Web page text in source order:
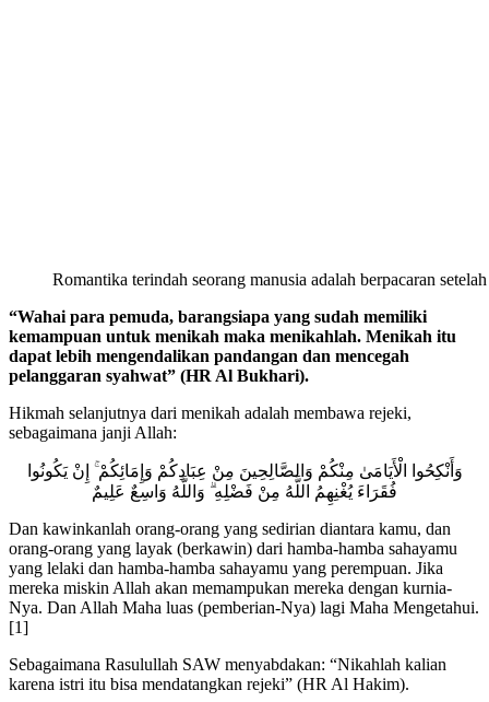
Romantika terindah seorang manusia adalah berpacaran
“Wahai para pemuda, barangsiapa yang sudah memiliki
kemampuan untuk menikah maka menikahlah. Menikah itu
dapat lebih mengendalikan pandangan dan mencegah
pelanggaran syahwat” (HR Al Bukhari).
Hikmah selanjutnya dari menikah adalah membawa rejeki,
sebagaimana janji Allah:
وَأَنْكِحُوا الْأَيَامَىٰ مِنْكُمْ وَالصَّالِحِينَ مِنْ عِبَادِكُمْ وَإِمَائِكُمْ ۚ إِنْ يَكُونُوا
فُقَرَاءَ يُغْنِهِمُ اللَّهُ مِنْ فَضْلِهِ ۗ وَاللَّهُ وَاسِعٌ عَلِيمٌ
Dan kawinkanlah orang-orang yang sedirian diantara kamu, dan
orang-orang yang layak (berkawin) dari hamba-hamba sahayamu
yang lelaki dan hamba-hamba sahayamu yang perempuan. Jika
mereka miskin Allah akan memampukan mereka dengan kurnia-
Nya. Dan Allah Maha luas (pemberian-Nya) lagi Maha Mengetahui.
[1]
Sebagaimana Rasulullah SAW menyabdakan: “Nikahlah kalian
karena istri itu bisa mendatangkan rejeki” (HR Al Hakim).